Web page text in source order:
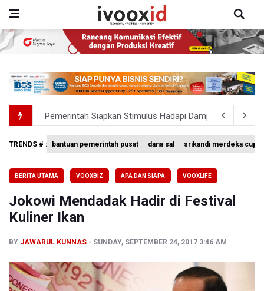
Pemerintah Siapkan Stimulus Hadapi Dampak El Nino
Pramono Kembalikan Nama Stasiun LRT Pegangsaan 2
Aldila dan Janice Berlaga di Sektor Ganda WTA 1000
Ramai di Media Sosial Soal Rehat Waktu 48 Jam
TRENDS # : bantuan pemerintah pusat dana sal srikandi merdeka cup
BERITA UTAMA VOOXBIZ APA DAN SIAPA VOOXLIFE
Jokowi Mendadak Hadir di Festival
Kuliner Ikan
BY JAWARUL KUNNAS SUNDAY, SEPTEMBER 24, 2017 3:46 AM